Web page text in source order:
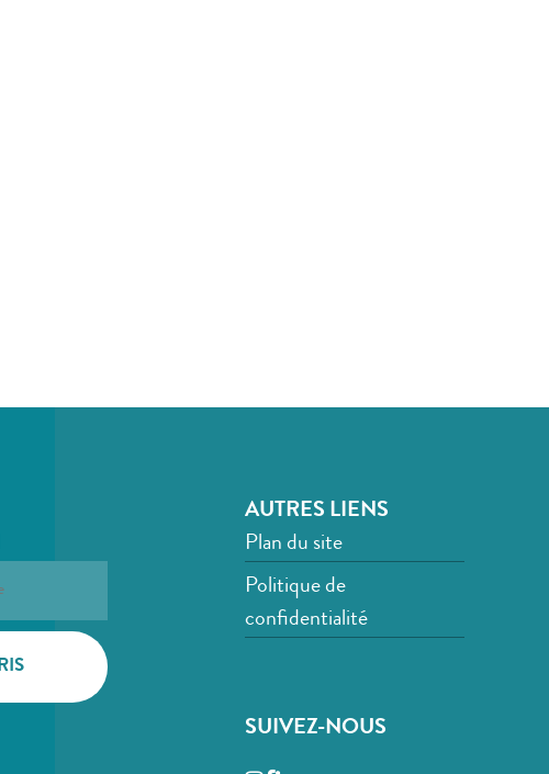
AUTRES LIENS
Plan du site
Politique de
confidentialité
SUIVEZ-NOUS